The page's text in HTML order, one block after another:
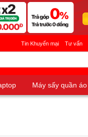
Tin Khuyến mại Tư vấn
Máy sấy quần áo